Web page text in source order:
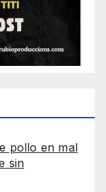
pollo en mal
sin